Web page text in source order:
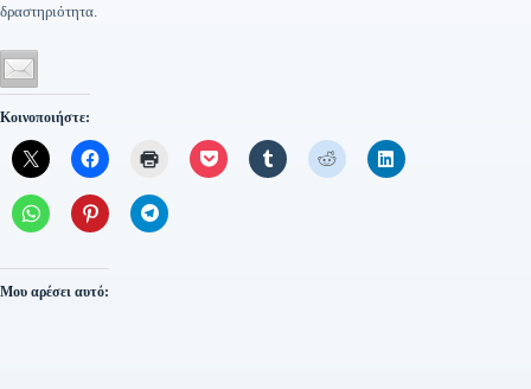
δραστηριότητα.
Κοινοποιήστε:
Μου αρέσει αυτό: